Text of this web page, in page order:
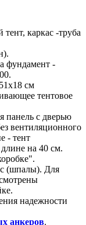
каркас -труба
фундамент -
см
тентовое
панель с дверью
вентиляционного
- тент
на 40 см.
(шпалы). Для
надежности
анкеров.